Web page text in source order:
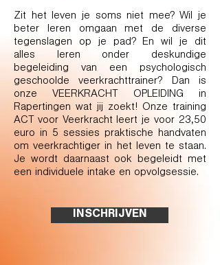
Zit het leven je soms niet mee? Wil je
beter leren omgaan met de diverse
tegenslagen op je pad? En wil je dit
alles leren onder deskundige
begeleiding van een psychologisch
geschoolde veerkrachttrainer? Dan is
onze VEERKRACHT OPLEIDING in
Rapertingen wat jij zoekt! Onze training
ACT voor Veerkracht leert je voor 23,50
euro in 5 sessies praktische handvaten
om veerkrachtiger in het leven te staan.
Je wordt daarnaast ook begeleidt met
een individuele intake en opvolgsessie.
INSCHRIJVEN